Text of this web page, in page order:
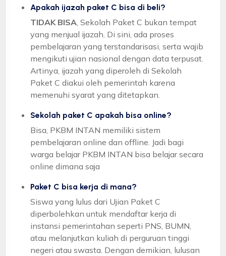
Apakah ijazah paket C bisa di beli?
TIDAK BISA , Sekolah Paket C bukan tempat
yang menjual ijazah. Di sini, ada proses
pembelajaran yang terstandarisasi, serta wajib
mengikuti ujian nasional dengan data terpusat.
Artinya, ijazah yang diperoleh di Sekolah
Paket C diakui oleh pemerintah karena
memenuhi syarat yang ditetapkan.
Sekolah paket C apakah bisa online?
Bisa, PKBM INTAN memiliki sistem
pembelajaran online dan offline. Jadi bagi
warga belajar PKBM INTAN bisa belajar secara
online dimana saja
Paket C bisa kerja di mana?
Siswa yang lulus dari Ujian Paket C
diperbolehkan untuk mendaftar kerja di
instansi pemerintahan seperti PNS, BUMN,
atau melanjutkan kuliah di perguruan tinggi
negeri atau swasta. Dengan demikian, lulusan